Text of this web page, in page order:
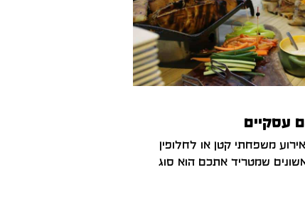
עסקיים
משפחתי קטן או לחלופין
שמטריד אתכם הוא סוג